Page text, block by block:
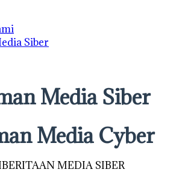
Siber
Media Siber
Media Cyber
MEDIA SIBER